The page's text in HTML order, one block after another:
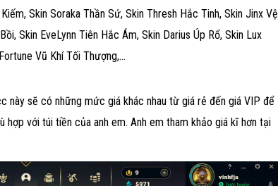
Skin Soraka Thần Sứ, Skin Thresh Hắc Tinh, Skin Jinx Vệ
Skin EveLynn Tiên Hắc Ám, Skin Darius Úp Rổ, Skin Lux
Vũ Khí Tối Thượng,...
sẽ có những mức giá khác nhau từ giá rẻ đến giá VIP để
với túi tiền của anh em. Anh em tham khảo giá kĩ hơn tại